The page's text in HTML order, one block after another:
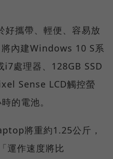
攜帶、輕便、容易放
內建Windows 10 S系
處理器、128GB SSD
Sense LCD觸控螢
的電池。
將重約1.25公斤，
運作速度將比